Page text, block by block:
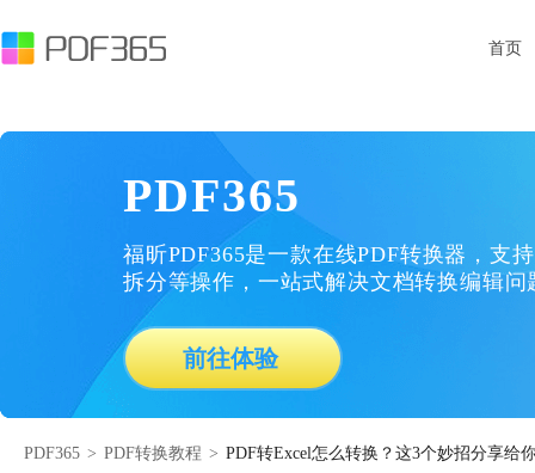
首页
PDF365
福昕PDF365是一款在线PDF转换器，支
拆分等操作，一站式解决文档转换编辑问
前往体验
PDF365 > PDF转换教程 > PDF转Excel怎么转换？这3个妙招分享给